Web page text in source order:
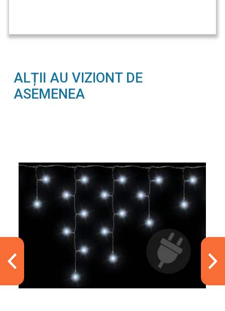
ALȚII AU VIZIONT DE
ASEMENEA